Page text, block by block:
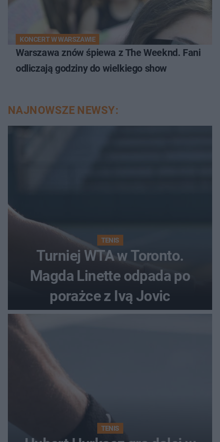
KONCERT W WARSZAWIE
Warszawa znów śpiewa z The Weeknd. Fani
odliczają godziny do wielkiego show
NAJNOWSZE NEWSY:
TENIS
Turniej WTA w Toronto.
Magda Linette odpada po
porażce z Ivą Jovic
TENIS